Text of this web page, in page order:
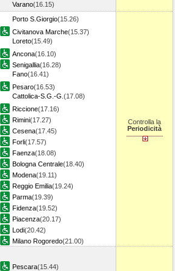
Varano(16.15)
Porto S.Giorgio(15.26)
Civitanova Marche(15.37)
Loreto(15.49)
Ancona(16.10)
Senigallia(16.28)
Fano(16.41)
Pesaro(16.53)
Cattolica-S.G.-G. (17.08)
Riccione(17.16)
Rimini(17.27)
Cesena(17.45)
Forli(17.57)
Faenza(18.08)
Bologna Centrale(18.40)
Modena(19.11)
Reggio Emilia(19.24)
Parma(19.39)
Fidenza(19.52)
Piacenza(20.17)
Lodi(20.42)
Milano Rogoredo(21.00)
Controlla la
Periodicità
Pescara(15.44)